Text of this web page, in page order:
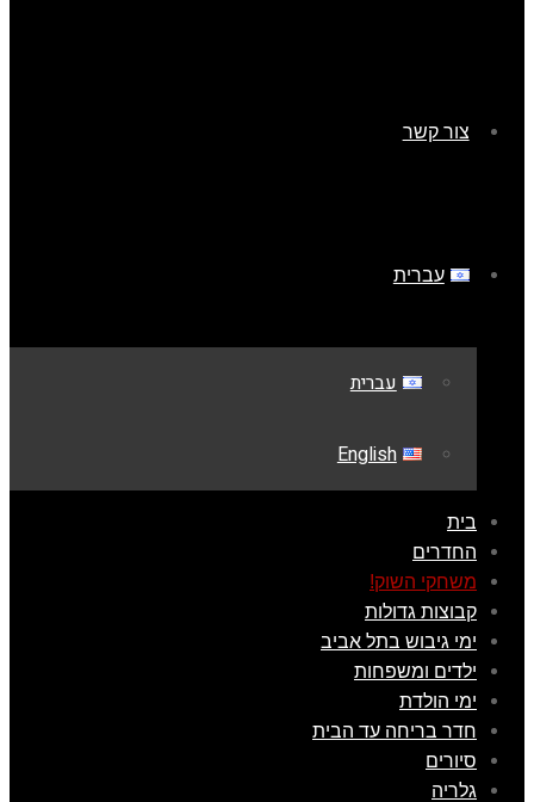
צור קשר
עברית
עברית
English
בית
החדרים
משחקי השוק!
קבוצות גדולות
ימי גיבוש בתל אביב
ילדים ומשפחות
ימי הולדת
חדר בריחה עד הבית
סיורים
גלריה